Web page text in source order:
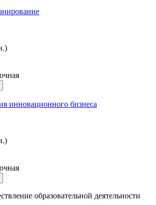
инновационного бизнеса
образовательной деятельности